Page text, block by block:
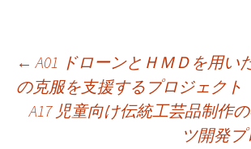
投
稿
← A01 ドローンとＨＭＤを用い
の克服を支援するプロジェクト
A17 児童向け伝統工芸品制作
ツ開発